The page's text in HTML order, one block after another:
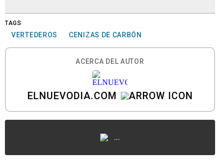
TAGS
VERTEDEROS CENIZAS DE CARBÓN
ACERCA DEL AUTOR
ELNUEVODIA.COM
...